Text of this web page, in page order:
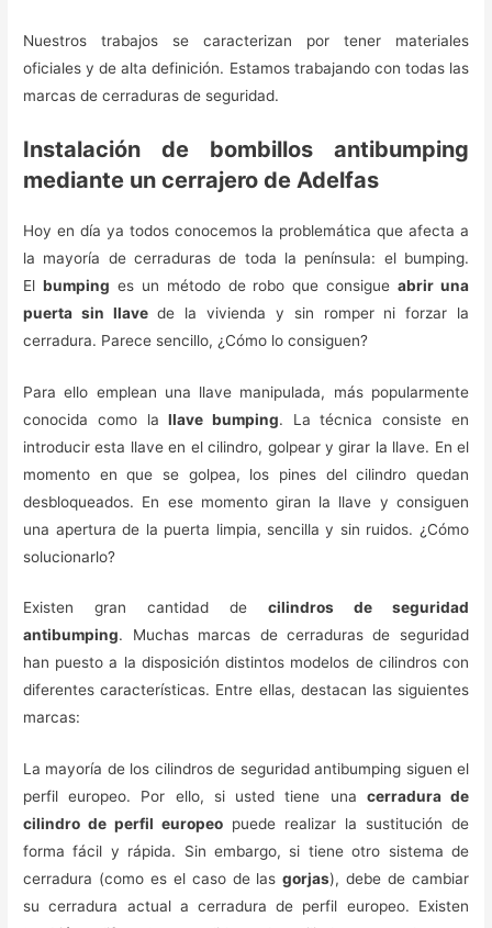
Nuestros trabajos se caracterizan por tener materiales
oficiales y de alta definición. Estamos trabajando con todas las
marcas de cerraduras de seguridad.
Instalación de bombillos antibumping
mediante un cerrajero de Adelfas
Hoy en día ya todos conocemos la problemática que afecta a
la mayoría de cerraduras de toda la península: el bumping.
El bumping es un método de robo que consigueabrir una
puerta sin llavede la vivienda y sin romper ni forzar la
cerradura. Parece sencillo, ¿Cómo lo consiguen?
Para ello emplean una llave manipulada, más popularmente
conocida como lallave bumping. La técnica consiste en
introducir esta llave en el cilindro, golpear y girar la llave. En el
momento en que se golpea, los pines del cilindro quedan
desbloqueados. En ese momento giran la llave y consiguen
una apertura de la puerta limpia, sencilla y sin ruidos. ¿Cómo
solucionarlo?
Existen gran cantidad de cilindros de seguridad
antibumping. Muchas marcas de cerraduras de seguridad
han puesto a la disposición distintos modelos de cilindros con
diferentes características. Entre ellas, destacan las siguientes
marcas:
La mayoría de los cilindros de seguridad antibumping siguen el
perfil europeo. Por ello, si usted tiene una cerradura de
cilindro de perfil europeo puede realizar la sustitución de
forma fácil y rápida. Sin embargo, si tiene otro sistema de
cerradura (como es el caso de lasgorjas), debe de cambiar
su cerradura actual a cerradura de perfil europeo. Existen